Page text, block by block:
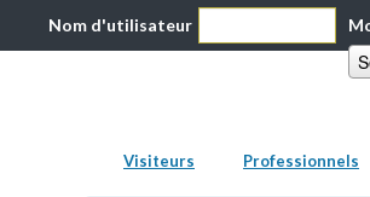
Nom d'utilisateur
Visiteurs Professionnels